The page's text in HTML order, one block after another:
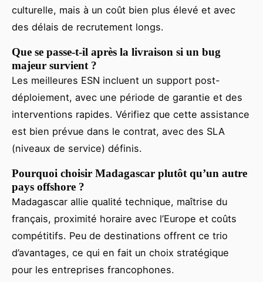
culturelle, mais à un coût bien plus élevé et avec
des délais de recrutement longs.
Que se passe-t-il après la livraison si un bug
majeur survient ?
Les meilleures ESN incluent un support post-
déploiement, avec une période de garantie et des
interventions rapides. Vérifiez que cette assistance
est bien prévue dans le contrat, avec des SLA
(niveaux de service) définis.
Pourquoi choisir Madagascar plutôt qu’un autre
pays offshore ?
Madagascar allie qualité technique, maîtrise du
français, proximité horaire avec l’Europe et coûts
compétitifs. Peu de destinations offrent ce trio
d’avantages, ce qui en fait un choix stratégique
pour les entreprises francophones.